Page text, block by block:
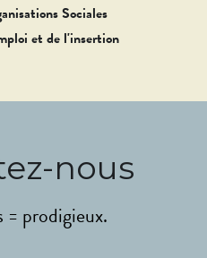
Sociales
et de l'insertion
nous
= prodigieux.